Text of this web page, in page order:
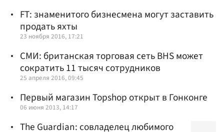
FT: знаменитого бизнесмена могут заставить
продать яхты
23 ноября 2016, 17:21
СМИ: британская торговая сеть BHS может
сократить 11 тысяч сотрудников
25 апреля 2016, 09:45
Первый магазин Topshop открыт в Гонконге
06 июня 2013, 14:17
The Guardian: совладелец любимого